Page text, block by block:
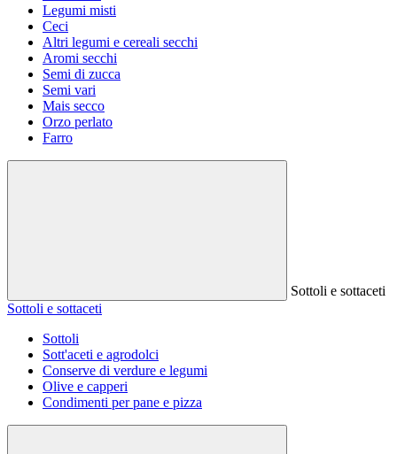
Legumi misti
Ceci
Altri legumi e cereali secchi
Aromi secchi
Semi di zucca
Semi vari
Mais secco
Orzo perlato
Farro
Sottoli e sottaceti
Sottoli e sottaceti
Sottoli
Sott'aceti e agrodolci
Conserve di verdure e legumi
Olive e capperi
Condimenti per pane e pizza